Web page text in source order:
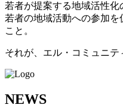
若者が提案する地域活性化
若者の地域活動への参加
こと。
それが、エル・コミュニテ
NEWS